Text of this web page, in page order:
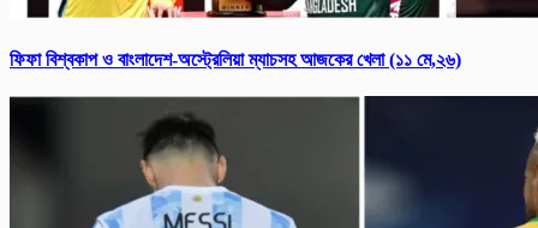
ফিফা বিশ্ব‌কাপ ও বাংলাদেশ-অস্ট্রেলিয়া ম্যাচসহ আজকের খেলা (১১ মে,২৬)